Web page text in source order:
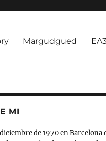
Margudgued
MI
de 1970 en Barcelona